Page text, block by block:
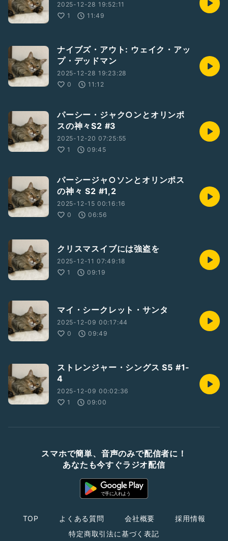
2025-12-28 19:52:11
1
11:49
ナイブズ・アウト: ウェイク・アッ
プ・デッドマン
2025-12-28 19:23:28
0
11:12
パーシー・ジャク○ンとオリンポ
スの神々S2 #3
2025-12-20 07:25:55
1
09:45
パーシージャ○ソンとオリンポス
の神々 S2 #1,2
2025-12-15 00:16:16
0
06:56
クリスマスイブには強盗を
2025-12-11 07:49:18
1
09:19
マイ・シークレット・サンタ
2025-12-09 00:17:44
0
09:49
ストレンジャー・シングス S5 #1-
4
2025-12-09 00:02:36
1
09:00
スマホで簡単、音声のみで配信者に！
あなたも今すぐラジオ配信
TOP よくある質問 会社概要
採用情報
特定商取引法に基づく表記